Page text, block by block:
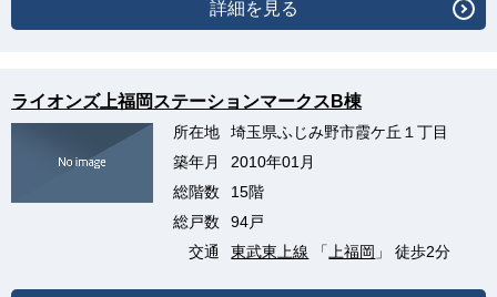
詳細を見る
ライオンズ上福岡ステーションマークスB棟
所在地
埼玉県ふじみ野市霞ケ丘１丁目
築年月
2010年01月
総階数
15階
総戸数
94戸
交通
東武東上線 「 上福岡 」 徒歩2分